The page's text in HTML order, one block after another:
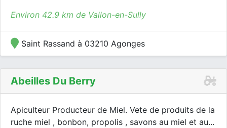
Environ 42.9 km de Vallon-en-Sully
Saint Rassand à 03210 Agonges
Abeilles Du Berry
Apiculteur Producteur de Miel. Vete de produits de la
ruche miel , bonbon, propolis , savons au miel et au...